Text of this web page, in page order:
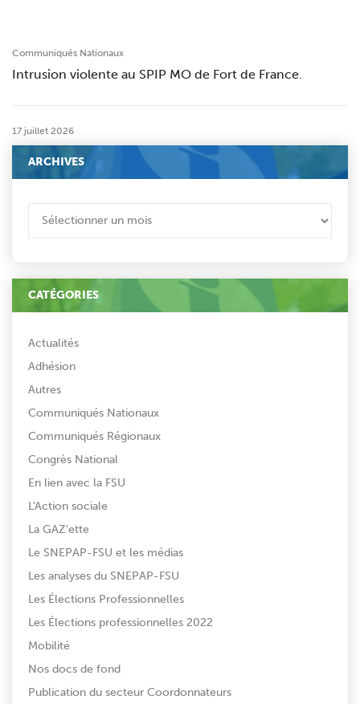
Communiqués Nationaux
Intrusion violente au SPIP MO de Fort de France.
17 juillet 2026
ARCHIVES
CATÉGORIES
Actualités
Adhésion
Autres
Communiqués Nationaux
Communiqués Régionaux
Congrès National
En lien avec la FSU
L'Action sociale
La GAZ'ette
Le SNEPAP-FSU et les médias
Les analyses du SNEPAP-FSU
Les Élections Professionnelles
Les Élections professionnelles 2022
Mobilité
Nos docs de fond
Publication du secteur Coordonnateurs